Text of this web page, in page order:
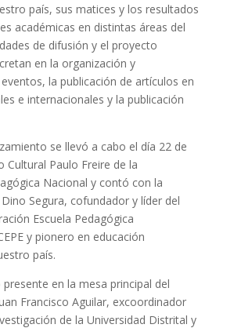
país, sus matices y los resultados
académicas en distintas áreas del
de difusión y el proyecto
en la organización y
la publicación de artículos en
e internacionales y la publicación
se llevó a cabo el día 22 de
Cultural Paulo Freire de la
Nacional y contó con la
Segura, cofundador y líder del
Escuela Pedagógica
y pionero en educación
país.
en la mesa principal del
Francisco Aguilar, excoordinador
de la Universidad Distrital y